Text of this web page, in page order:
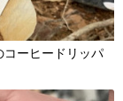
コーヒードリッパ